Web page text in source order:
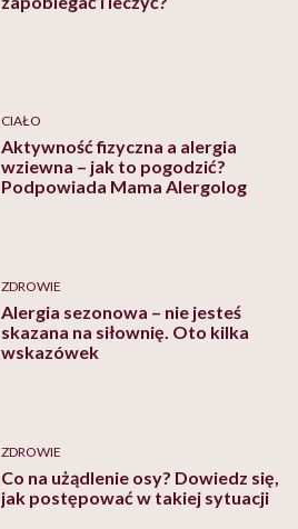
CIAŁO
Aktywność fizyczna a alergia
wziewna – jak to pogodzić?
Podpowiada Mama Alergolog
ZDROWIE
Alergia sezonowa – nie jesteś
skazana na siłownię. Oto kilka
wskazówek
ZDROWIE
Co na użądlenie osy? Dowiedz się,
jak postępować w takiej sytuacji